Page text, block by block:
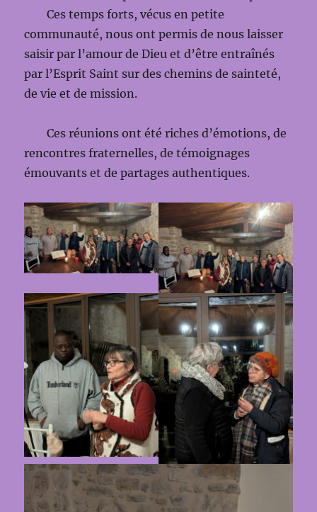
Ces temps forts, vécus en petite
communauté, nous ont permis de nous laisser
saisir par l’amour de Dieu et d’être entraînés
par l’Esprit Saint sur des chemins de sainteté,
de vie et de mission.
Ces réunions ont été riches d’émotions, de
rencontres fraternelles, de témoignages
émouvants et de partages authentiques.